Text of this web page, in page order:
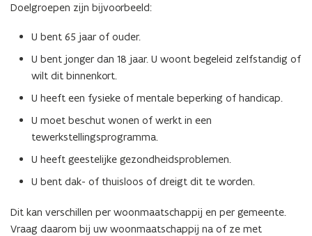
)
Doelgroepen zijn bijvoorbeeld:
U bent 65 jaar of ouder.
U bent jonger dan 18 jaar. U woont begeleid zelfstandig of
wilt dit binnenkort.
U heeft een fysieke of mentale beperking of handicap.
U moet beschut wonen of werkt in een
tewerkstellingsprogramma.
U heeft geestelijke gezondheidsproblemen.
U bent dak- of thuisloos of dreigt dit te worden.
Dit kan verschillen per woonmaatschappij en per gemeente.
Vraag daarom bij uw woonmaatschappij na of ze met